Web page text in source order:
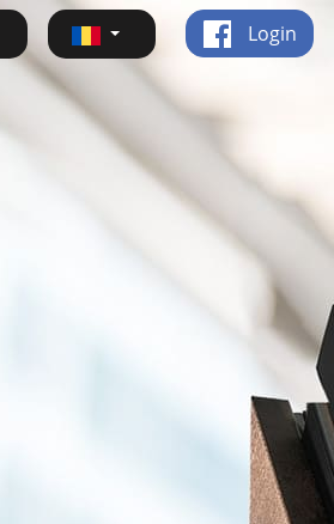
Login